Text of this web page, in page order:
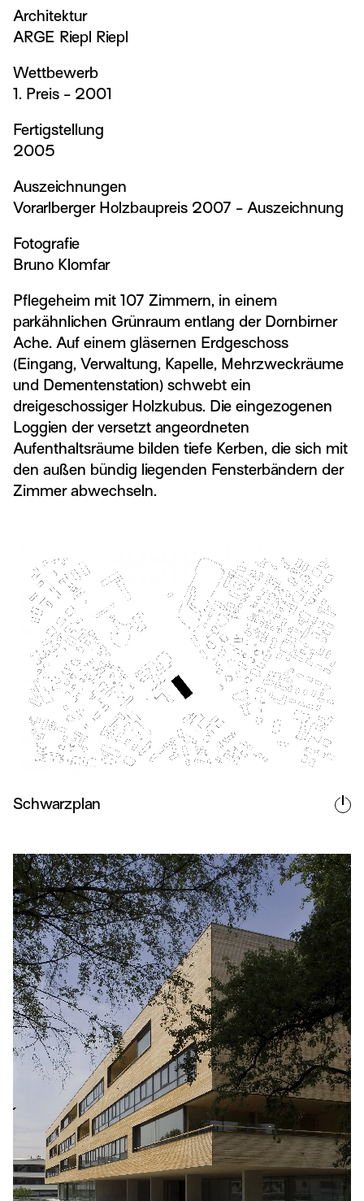
Architektur
ARGE Riepl Riepl
Wettbewerb
1. Preis - 2001
Fertigstellung
2005
Auszeichnungen
Vorarlberger Holzbaupreis 2007 - Auszeichnung
Fotografie
Bruno Klomfar
Pflegeheim mit 107 Zimmern, in einem
parkähnlichen Grünraum entlang der Dornbirner
Ache. Auf einem gläsernen Erdgeschoss
(Eingang, Verwaltung, Kapelle, Mehrzweckräume
und Dementenstation) schwebt ein
dreigeschossiger Holzkubus. Die eingezogenen
Loggien der versetzt angeordneten
Aufenthaltsräume bilden tiefe Kerben, die sich mit
den außen bündig liegenden Fensterbändern der
Zimmer abwechseln.
Schwarzplan